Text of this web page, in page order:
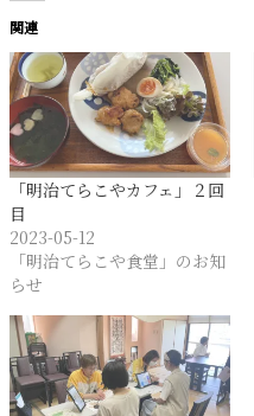
関連
「明治てらこやカフェ」２回
目
2023-05-12
「明治てらこや食堂」のお知
らせ